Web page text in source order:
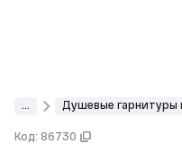
Душевые гарнитуры
Код: 86730